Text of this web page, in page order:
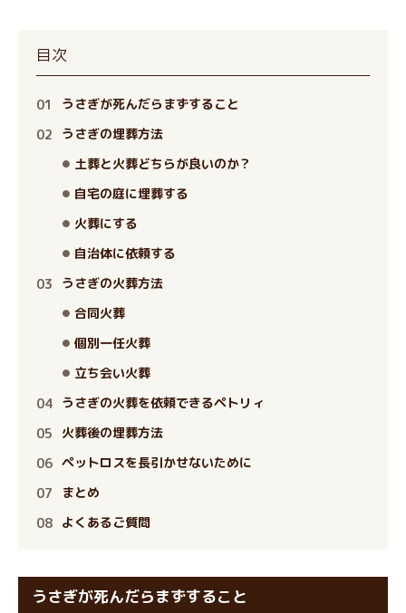
目次
うさぎが死んだらまずすること
うさぎの埋葬方法
土葬と火葬どちらが良いのか？
自宅の庭に埋葬する
火葬にする
自治体に依頼する
うさぎの火葬方法
合同火葬
個別一任火葬
立ち会い火葬
うさぎの火葬を依頼できるペトリィ
火葬後の埋葬方法
ペットロスを長引かせないために
まとめ
よくあるご質問
うさぎが死んだらまずすること